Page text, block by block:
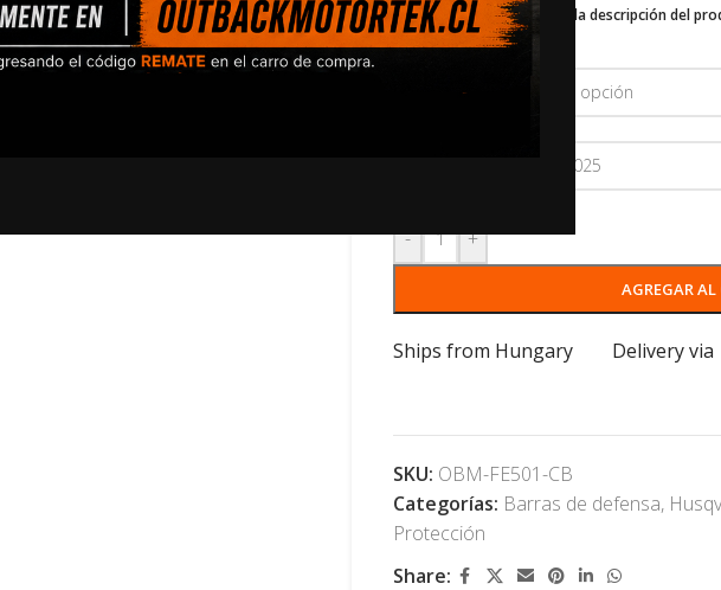
Desplázate hacia abajo en la descripción del
contáctenos.
- +
AGREGAR
Ships from Hungary Delivery via
SKU: OBM-FE501-CB
Categorías: Barras de defensa,
Protección
Share: